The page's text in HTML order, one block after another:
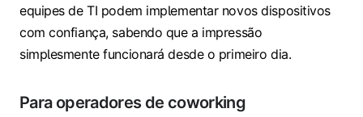
equipes de TI podem implementar novos dispositivos
com confiança, sabendo que a impressão
simplesmente funcionará desde o primeiro dia.
Para operadores de coworking